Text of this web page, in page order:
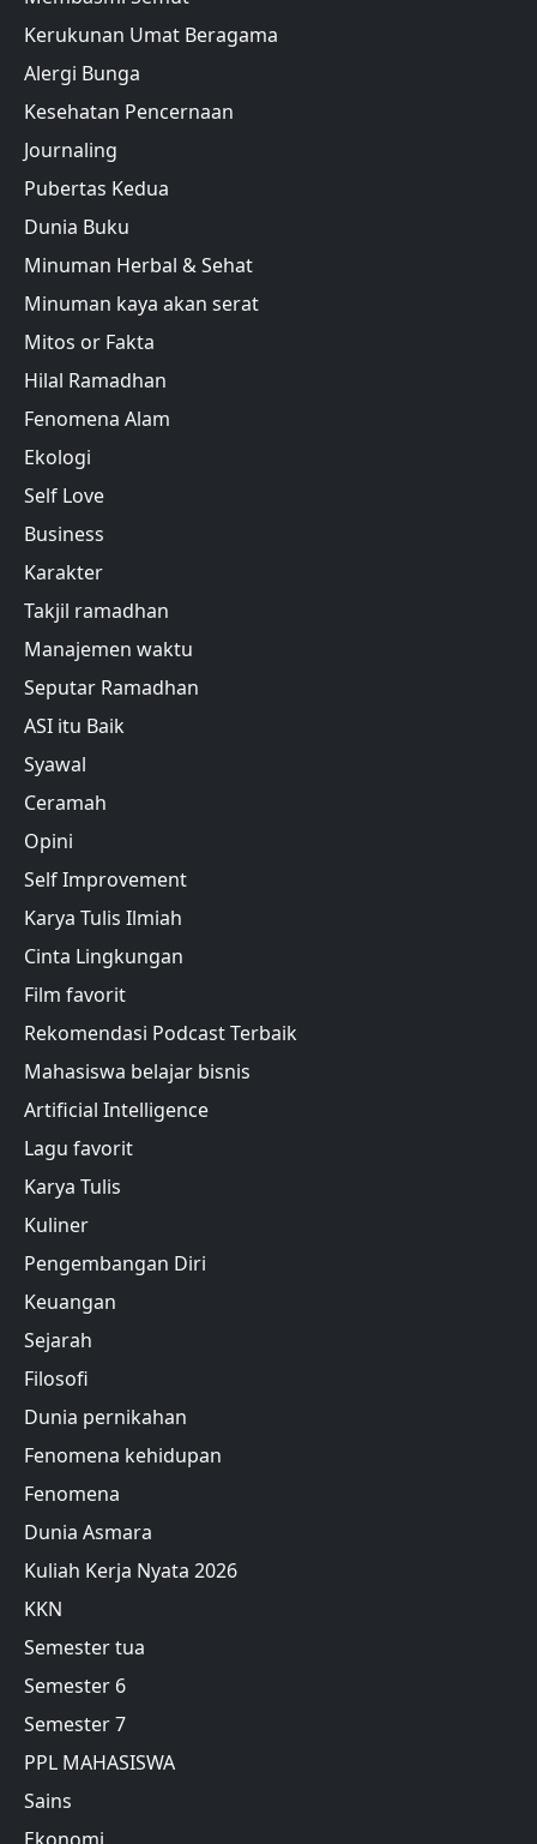
Kerukunan Umat Beragama
Alergi Bunga
Kesehatan Pencernaan
Journaling
Pubertas Kedua
Dunia Buku
Minuman Herbal & Sehat
Minuman kaya akan serat
Mitos or Fakta
Hilal Ramadhan
Fenomena Alam
Ekologi
Self Love
Business
Karakter
Takjil ramadhan
Manajemen waktu
Seputar Ramadhan
ASI itu Baik
Syawal
Ceramah
Opini
Self Improvement
Karya Tulis Ilmiah
Cinta Lingkungan
Film favorit
Rekomendasi Podcast Terbaik
Mahasiswa belajar bisnis
Artificial Intelligence
Lagu favorit
Karya Tulis
Kuliner
Pengembangan Diri
Keuangan
Sejarah
Filosofi
Dunia pernikahan
Fenomena kehidupan
Fenomena
Dunia Asmara
Kuliah Kerja Nyata 2026
KKN
Semester tua
Semester 6
Semester 7
PPL MAHASISWA
Sains